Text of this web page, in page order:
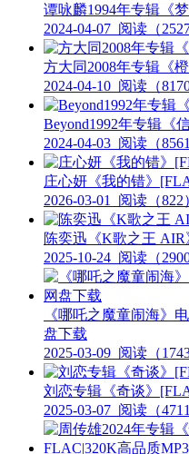
谭咏麟1994年专辑《
2024-04-07 阅读（2527
方大同2008年专辑《
2024-04-10 阅读（8170
Beyond1992年专辑《
2024-04-03 阅读（8561
庄心妍《我的错》
2026-03-01
阅读（822
陈奕迅《K歌之王
2025-10-24 阅读（2900
《哪吒之魔童闹海》
盘下载
2025-03-09 阅读（
刘恋专辑《奇谈》
2025-03-07 阅读（4711